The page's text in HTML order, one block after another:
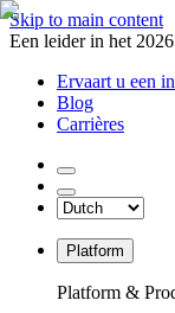
Skip to main content
Een leider in het
Ervaart u een
Blog
Carrières
Platform
Platform &